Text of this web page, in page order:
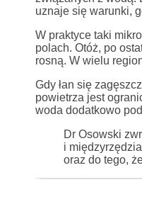
uznaje się warunki,
W praktyce taki
polach. Otóż, po
rosną. W wielu
Gdy łan się
powietrza jest
woda dodatkowo
Dr Osowski
i
oraz do tego,